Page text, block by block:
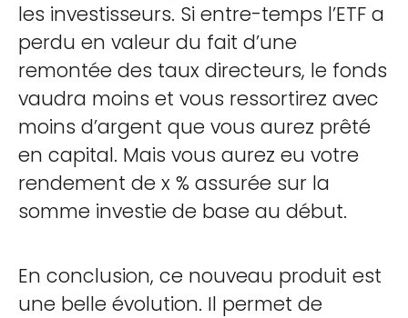
les investisseurs. Si entre-temps l’ETF a
perdu en valeur du fait d’une
remontée des taux directeurs, le fonds
vaudra moins et vous ressortirez avec
moins d’argent que vous aurez prêté
en capital. Mais vous aurez eu votre
rendement de x % assurée sur la
somme investie de base au début.
En conclusion, ce nouveau produit est
une belle évolution. Il permet de